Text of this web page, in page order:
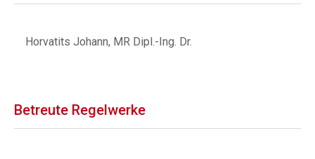
Horvatits Johann, MR Dipl.-Ing. Dr.
Betreute Regelwerke